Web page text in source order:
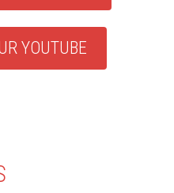
YOUTUBE